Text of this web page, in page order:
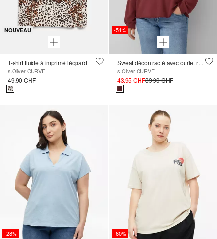
NOUVEAU
T-shirt fluide à imprimé léopard
s.Oliver CURVE
49.90 CHF
-51%
Sweat décontracté avec ourlet roulé
s.Oliver CURVE
43.95 CHF89.90 CHF
-28% -60%